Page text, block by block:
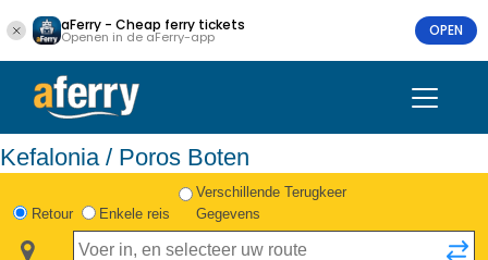
aFerry - Cheap ferry tickets
Openen in de aFerry-app OPEN
Kefalonia / Poros Boten
Retour Enkele reis
Verschillende Terugkeer
Gegevens